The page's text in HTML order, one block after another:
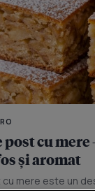
cu mere
și aromat
mere este un